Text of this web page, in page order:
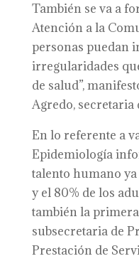
También se va a
Atención a la
personas puedan
irregularidades
de salud”,
Agredo, secretaria
En lo referente a
Epidemiología
talento humano
y el 80% de los
también la primera
subsecretaria de
Prestación de